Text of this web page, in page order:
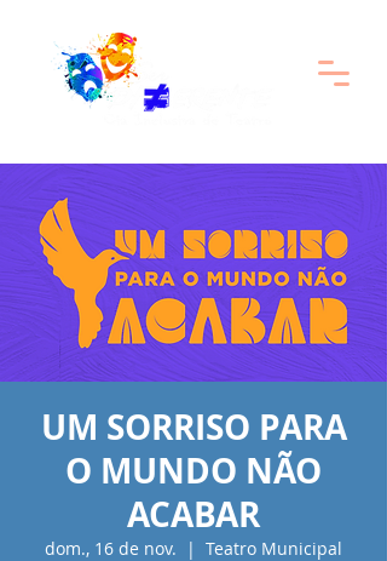
UM SORRISO PARA
O MUNDO NÃO
ACABAR
dom., 16 de nov.
  |
Teatro Municipal